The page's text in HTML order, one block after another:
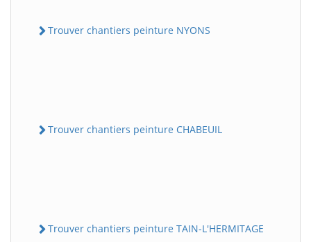
Trouver chantiers peinture NYONS
Trouver chantiers peinture CHABEUIL
Trouver chantiers peinture TAIN-L'HERMITAGE